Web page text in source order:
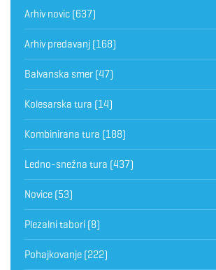
Arhiv novic (637)
Arhiv predavanj (168)
Balvanska smer (47)
Kolesarska tura (14)
Kombinirana tura (188)
Ledno-snežna tura (437)
Novice (53)
Plezalni tabori (8)
Pohajkovanje (222)